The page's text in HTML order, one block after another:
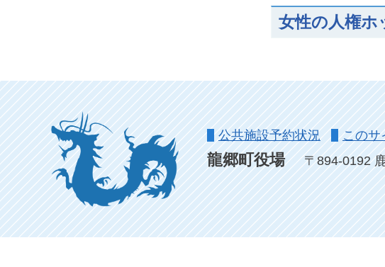
女性の人権ホ
公共施設予約状況 このサ
龍郷町役場 〒894-0192